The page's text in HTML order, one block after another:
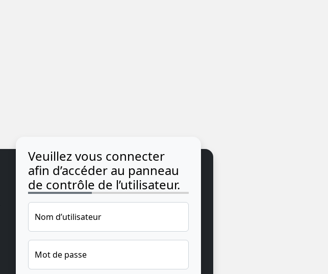
Veuillez vous connecter
afin d’accéder au panneau
de contrôle de l’utilisateur.
Nom d’utilisateur
Mot de passe